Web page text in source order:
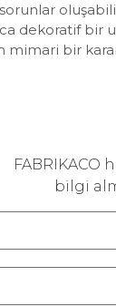
dekoratif bir
mimari bir
FABRIKACO
bilgi